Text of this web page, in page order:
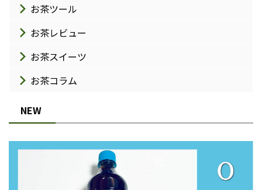
お茶ツール
お茶レビュー
お茶スイーツ
お茶コラム
NEW